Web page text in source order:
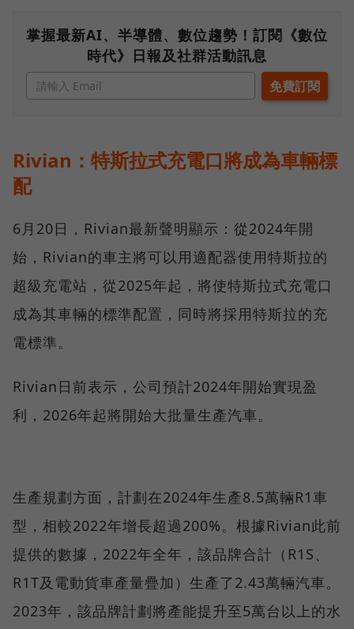
掌握最新AI、半導體、數位趨勢！訂閱《數位
時代》日報及社群活動訊息
Rivian：特斯拉式充電口將成為車輛標
配
6月20日，Rivian最新聲明顯示：從2024年開
始，Rivian的車主將可以用適配器使用特斯拉的
超級充電站，從2025年起，將使特斯拉式充電口
成為其車輛的標準配置，同時將採用特斯拉的充
電標準。
Rivian日前表示，公司預計2024年開始實現盈
利，2026年起將開始大批量生產汽車。
生產規劃方面，計劃在2024年生產8.5萬輛R1車
型，相較2022年增長超過200%。根據Rivian此前
提供的數據，2022年全年，該品牌合計（R1S、
R1T及電動貨車產量疊加）生產了2.43萬輛汽車。
2023年，該品牌計劃將產能提升至5萬台以上的水